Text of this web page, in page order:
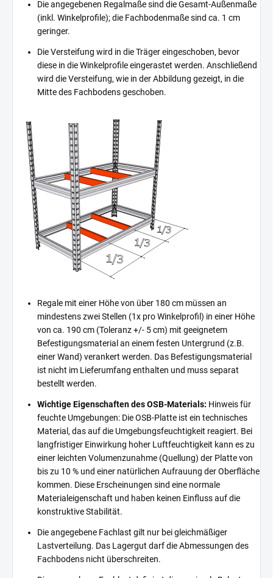
Die angegebenen Regalmaße sind die Gesamt-Außenmaße
(inkl. Winkelprofile); die Fachbodenmaße sind ca. 1 cm
geringer.
Die Versteifung wird in die Träger eingeschoben, bevor
diese in die Winkelprofile eingerastet werden. Anschließend
wird die Versteifung, wie in der Abbildung gezeigt, in die
Mitte des Fachbodens geschoben.
Regale mit einer Höhe von über 180 cm müssen an
mindestens zwei Stellen (1x pro Winkelprofil) in einer Höhe
von ca. 190 cm (Toleranz +/- 5 cm) mit geeignetem
Befestigungsmaterial an einem festen Untergrund (z.B.
einer Wand) verankert werden. Das Befestigungsmaterial
ist nicht im Lieferumfang enthalten und muss separat
bestellt werden.
Wichtige Eigenschaften des OSB-Materials: Hinweis für
feuchte Umgebungen: Die OSB-Platte ist ein technisches
Material, das auf die Umgebungsfeuchtigkeit reagiert. Bei
langfristiger Einwirkung hoher Luftfeuchtigkeit kann es zu
einer leichten Volumenzunahme (Quellung) der Platte von
bis zu 10 % und einer natürlichen Aufrauung der Oberfläche
kommen. Diese Erscheinungen sind eine normale
Materialeigenschaft und haben keinen Einfluss auf die
konstruktive Stabilität.
Die angegebene Fachlast gilt nur bei gleichmäßiger
Lastverteilung. Das Lagergut darf die Abmessungen des
Fachbodens nicht überschreiten.